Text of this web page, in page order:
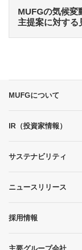
MUFGの気候変
主提案に対する
MUFGについて
トップメッセージ
MUFGブランド
ガバナンス
事業内容
IR（投資家情報）
財務情報
債券・格付情報
個人投資家の皆さま
各種レポート
サステナビリティ
各種レポート/データ/
方針/ガイドライン
イニシアティブへの
ニュースリリース
採用情報
主要グループ会社